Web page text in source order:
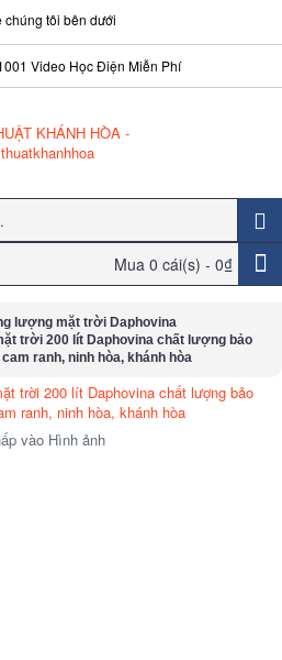
chúng tôi bên dưới
Video Học Điện Miễn Phí
Mua 0 cái(s) - 0₫
lượng mặt trời Daphovina
trời 200 lít Daphovina chất lượng bảo
ranh, ninh hòa, khánh hòa
vào Hình ảnh